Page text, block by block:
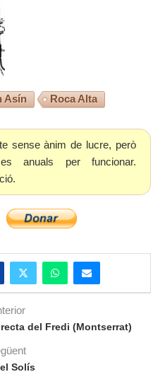
Asín Roca Alta
sense ànim de lucre, però
anuals per funcionar.
del Fredi (Montserrat)
Solís